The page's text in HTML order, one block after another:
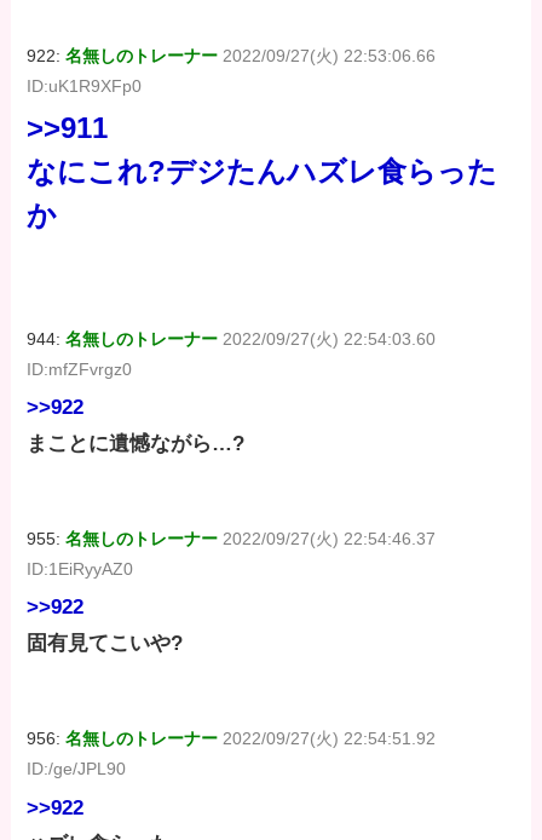
922:名無しのトレーナー 2022/09/27(火) 22:53:06.66
ID:uK1R9XFp0
>>911
なにこれ?デジたんハズレ食らった
か
944:名無しのトレーナー 2022/09/27(火) 22:54:03.60
ID:mfZFvrgz0
>>922
まことに遺憾ながら…?
955:名無しのトレーナー 2022/09/27(火) 22:54:46.37
ID:1EiRyyAZ0
>>922
固有見てこいや?
956:名無しのトレーナー 2022/09/27(火) 22:54:51.92
ID:/ge/JPL90
>>922